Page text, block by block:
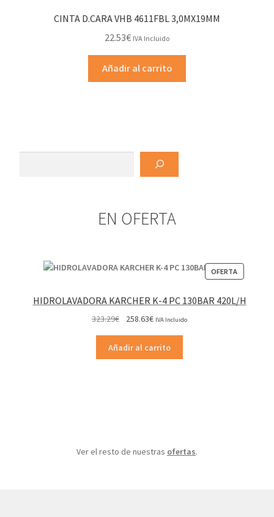
CINTA D.CARA VHB 4611FBL 3,0MX19MM
22.53€ IVA Incluido
Añadir al carrito
EN OFERTA
OFERTA
EN
HIDROLAVADORA KARCHER K-4 PC 130BAR 420L/H
323.29€
original
era:
258.63€El
actual
es:
IVA Incluido
Añadir al carrito
Ver el resto de nuestras ofertas.